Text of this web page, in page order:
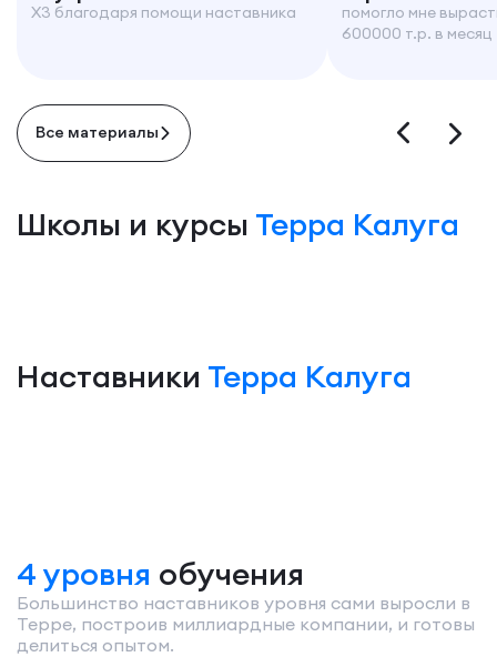
X3 благодаря помощи наставника
помогло мне
600000 т.р. в месяц
Все материалы
Школы и курсы Терра Калуга
Наставники Терра Калуга
4 уровня обучения
Большинство наставников уровня сами выросли в
Терре, построив миллиардные компании, и готовы
делиться опытом.